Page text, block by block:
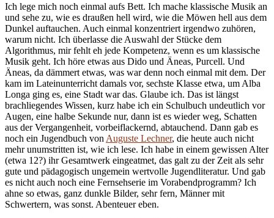
Ich lege mich noch einmal aufs Bett. Ich mache klassische Musik an
und sehe zu, wie es draußen hell wird, wie die Möwen hell aus dem
Dunkel auftauchen. Auch einmal konzentriert irgendwo zuhören,
warum nicht. Ich überlasse die Auswahl der Stücke dem
Algorithmus, mir fehlt eh jede Kompetenz, wenn es um klassische
Musik geht. Ich höre etwas aus Dido und Äneas, Purcell. Und
Äneas, da dämmert etwas, was war denn noch einmal mit dem. Der
kam im Lateinunterricht damals vor, sechste Klasse etwa, um Alba
Longa ging es, eine Stadt war das. Glaube ich. Das ist längst
brachliegendes Wissen, kurz habe ich ein Schulbuch undeutlich vor
Augen, eine halbe Sekunde nur, dann ist es wieder weg, Schatten
aus der Vergangenheit, vorbeiflackernd, abtauchend. Dann gab es
noch ein Jugendbuch von Auguste Lechner, die heute auch nicht
mehr unumstritten ist, wie ich lese. Ich habe in einem gewissen Alter
(etwa 12?) ihr Gesamtwerk eingeatmet, das galt zu der Zeit als sehr
gute und pädagogisch ungemein wertvolle Jugendliteratur. Und gab
es nicht auch noch eine Fernsehserie im Vorabendprogramm? Ich
ahne so etwas, ganz dunkle Bilder, sehr fern, Männer mit
Schwertern, was sonst. Abenteuer eben.